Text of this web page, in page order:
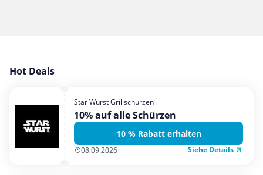
Garten, Haushalt & Tiere
Mobilfunk & Internet
Mode & Accessoires
Shopping
Hot Deals
Star Wurst Grillschürzen
10% auf alle Schürzen
10 % Rabatt erhalten
08.09.2026 Siehe Details